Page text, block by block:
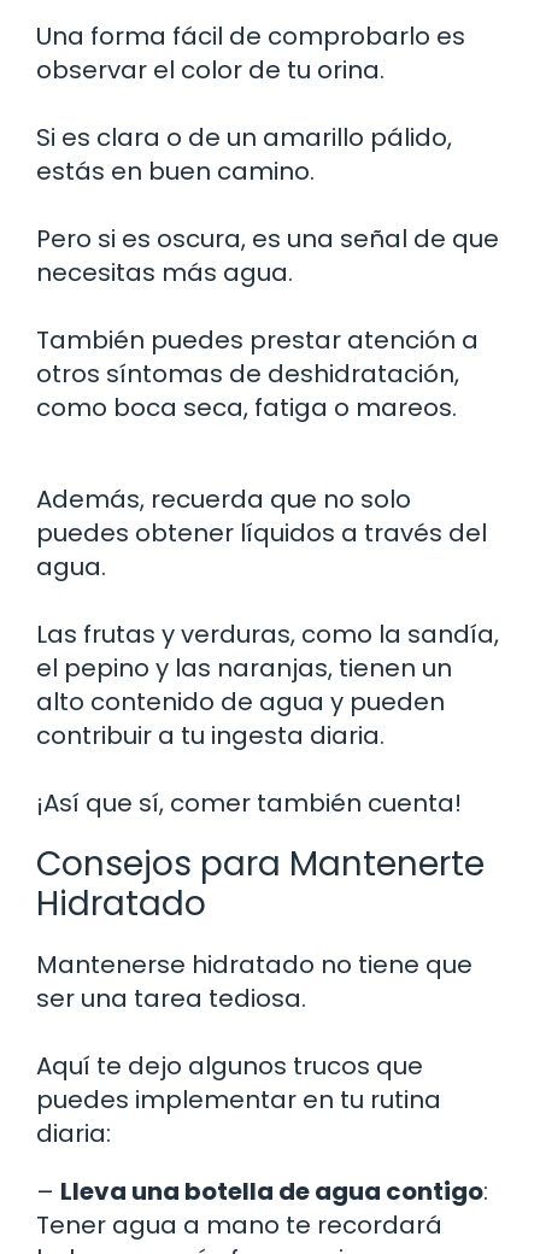
Una forma fácil de comprobarlo es
observar el color de tu orina.
Si es clara o de un amarillo pálido,
estás en buen camino.
Pero si es oscura, es una señal de que
necesitas más agua.
También puedes prestar atención a
otros síntomas de deshidratación,
como boca seca, fatiga o mareos.
Además, recuerda que no solo
puedes obtener líquidos a través del
agua.
Las frutas y verduras, como la sandía,
el pepino y las naranjas, tienen un
alto contenido de agua y pueden
contribuir a tu ingesta diaria.
¡Así que sí, comer también cuenta!
Consejos para Mantenerte
Hidratado
Mantenerse hidratado no tiene que
ser una tarea tediosa.
Aquí te dejo algunos trucos que
puedes implementar en tu rutina
diaria:
– Lleva una botella de agua contigo:
Tener agua a mano te recordará